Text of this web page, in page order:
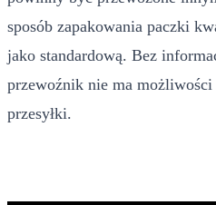
sposób zapakowania paczki
jako standardową. Bez
przewoźnik nie ma
przesyłki.